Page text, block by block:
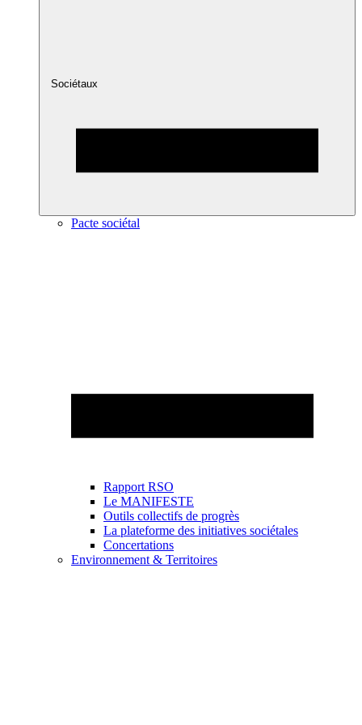
Sociétaux
Pacte sociétal
Rapport RSO
Le MANIFESTE
Outils collectifs de progrès
La plateforme des initiatives sociétales
Concertations
Environnement & Territoires